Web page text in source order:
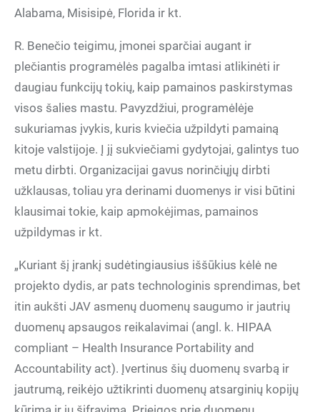
Alabama, Misisipė, Florida ir kt.
R. Benečio teigimu, įmonei sparčiai augant ir
plečiantis programėlės pagalba imtasi atlikinėti ir
daugiau funkcijų tokių, kaip pamainos paskirstymas
visos šalies mastu. Pavyzdžiui, programėlėje
sukuriamas įvykis, kuris kviečia užpildyti pamainą
kitoje valstijoje. Į jį sukviečiami gydytojai, galintys tuo
metu dirbti. Organizacijai gavus norinčiųjų dirbti
užklausas, toliau yra derinami duomenys ir visi būtini
klausimai tokie, kaip apmokėjimas, pamainos
užpildymas ir kt.
„Kuriant šį įrankį sudėtingiausius iššūkius kėlė ne
projekto dydis, ar pats technologinis sprendimas, bet
itin aukšti JAV asmenų duomenų saugumo ir jautrių
duomenų apsaugos reikalavimai (angl. k. HIPAA
compliant – Health Insurance Portability and
Accountability act). Įvertinus šių duomenų svarbą ir
jautrumą, reikėjo užtikrinti duomenų atsarginių kopijų